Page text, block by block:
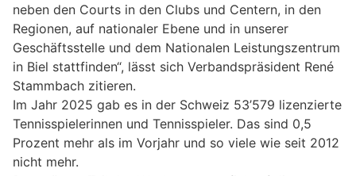
neben den Courts in den Clubs und Centern, in den
Regionen, auf nationaler Ebene und in unserer
Geschäftsstelle und dem Nationalen Leistungszentrum
in Biel stattfinden“, lässt sich Verbandspräsident René
Stammbach zitieren.
Im Jahr 2025 gab es in der Schweiz 53’579 lizenzierte
Tennisspielerinnen und Tennisspieler. Das sind 0,5
Prozent mehr als im Vorjahr und so viele wie seit 2012
nicht mehr.